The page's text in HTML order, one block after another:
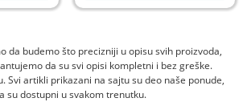
da budemo što precizniji u opisu svih proizvoda,
da su svi opisi kompletni i bez greške.
Svi artikli prikazani na sajtu su deo naše ponude,
su dostupni u svakom trenutku.